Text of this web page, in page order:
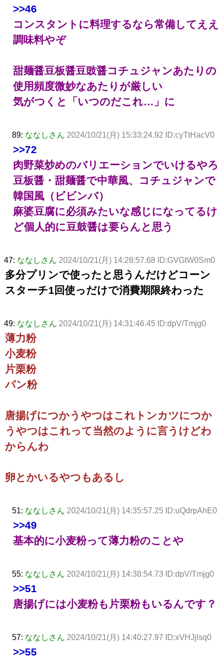
>>46
コンスタントに料理するなら常備してええ
調味料やぞ
甜麺醤豆板醤豆豉醤コチュジャンあたりの
使用頻度微妙なあたりが厳しい
気がつくと「いつのだこれ…」に
89: ななしさん 2024/10/21(月) 15:33:24.92 ID:cyTtHacV0
>>72
肉野菜炒めのバリエーションでいけるやろ
豆板醤・甜麺醤で中華風、コチュジャンで
韓国風（ビビンバ）
麻婆豆腐に必須みたいな感じになってるけ
ど個人的に豆鼓醤は要らんと思う
47: ななしさん 2024/10/21(月) 14:28:57.68 ID:GVGtW0Sm0
多分プリンで使ったと思うんだけどコーン
スターチ1回使っだけで消費期限終わった
49: ななしさん 2024/10/21(月) 14:31:46.45 ID:dpV/Tmjg0
薄力粉
小麦粉
片栗粉
パン粉
唐揚げにつかうやつはこれトンカツにつか
うやつはこれって当然のように言うけどわ
からんわ
卵とかいるやつもあるし
51: ななしさん 2024/10/21(月) 14:35:57.25 ID:uQdrpAhE0
>>49
基本的に小麦粉って薄力粉のことや
55: ななしさん 2024/10/21(月) 14:38:54.73 ID:dpV/Tmjg0
>>51
唐揚げには小麦粉も片栗粉もいるんです？
57: ななしさん 2024/10/21(月) 14:40:27.97 ID:xVHJjlsq0
>>55